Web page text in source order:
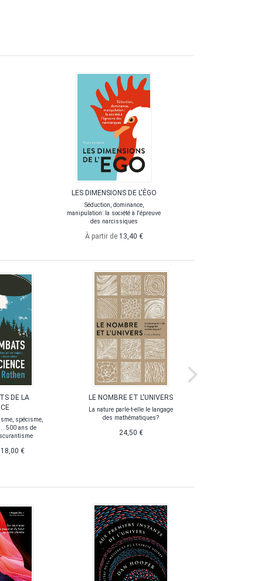
LES DIMENSIONS DE L'ÉGO
Séduction, dominance,
manipulation: la société à l'épreuve
des narcissiques
À partir de 13,40 €
DE LA
spécisme,
500 ans de
18,00 €
LE NOMBRE ET L'UNIVERS
La nature parle-t-elle le langage
des mathématiques?
24,50 €